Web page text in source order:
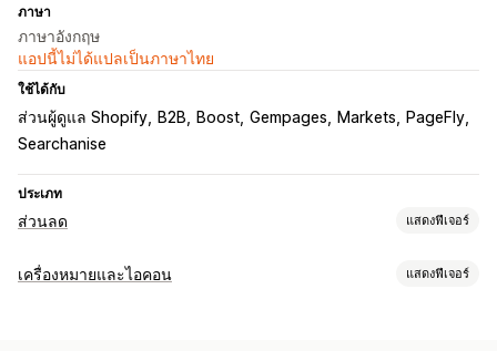
ภาษา
ภาษาอังกฤษ
แอปนี้ไม่ได้แปลเป็นภาษาไทย
ใช้ได้กับ
ส่วนผู้ดูแล Shopify B2B Boost Gempages Markets
PageFly
Searchanise
ประเภท
ส่วนลด แสดงฟีเจอร์
ประเภทส่วนลด
เครื่องหมายและไอคอน แสดงฟีเจอร์